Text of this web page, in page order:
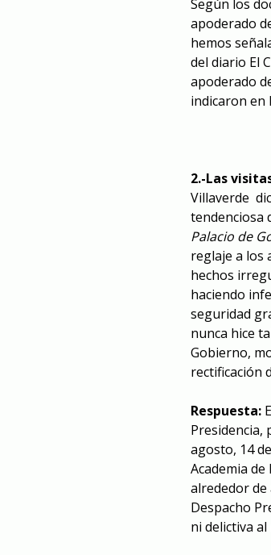
Según los
apoderado
hemos
del diario El
apoderado
indicaron en
2.-Las
Villaverde
tendenciosa
Palacio de
reglaje a los
hechos
haciendo
seguridad
nunca hice
Gobierno,
rectificación
Respuesta:
Presidencia,
agosto, 14
Academia
alrededor de
Despacho
ni delictiva